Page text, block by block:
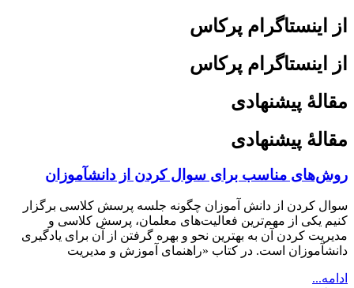
از اینستاگرام پرکاس
از اینستاگرام پرکاس
مقالۀ پیشنهادی
مقالۀ پیشنهادی
روش‌های مناسب برای سوال کردن از دانش‎آموزان
سوال کردن از دانش آموزان چگونه جلسه پرسش کلاسی برگزار
کنیم یکی از مهم‌ترین فعالیت‌های معلمان، پرسش کلاسی و
مدیریت کردن آن به بهترین نحو و بهره گرفتن از آن برای یادگیری
دانش‎‏آموزان است. در کتاب «راهنمای آموزش و مدیریت
ادامه...